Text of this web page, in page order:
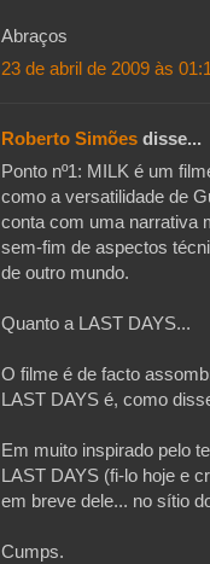
Abraços
23 de abril de 2009 às
Roberto Simões disse...
Ponto nº1: MILK é um
como a versatilidade de
conta com uma narrativa
sem-fim de aspectos
de outro mundo.
Quanto a LAST DAYS...
O filme é de facto
LAST DAYS é, como
Em muito inspirado pelo
LAST DAYS (fi-lo hoje e
em breve dele... no sítio
Cumps.